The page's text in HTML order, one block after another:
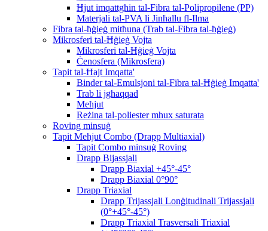
Ħjut imqattgħin tal-Fibra tal-Polipropilene (PP)
Materjali tal-PVA li Jinħallu fl-Ilma
Fibra tal-ħġieġ mitħuna (Trab tal-Fibra tal-ħġieġ)
Mikrosferi tal-Ħġieġ Vojta
Mikrosferi tal-Ħġieġ Vojta
Ċenosfera (Mikrosfera)
Tapit tal-Ħajt Imqatta'
Binder tal-Emulsjoni tal-Fibra tal-Ħġieġ Imqatta'
Trab li jgħaqqad
Meħjut
Reżina tal-poliester mhux saturata
Roving minsuġ
Tapit Meħjut Combo (Drapp Multiaxial)
Tapit Combo minsuġ Roving
Drapp Bijassjali
Drapp Biaxial +45°-45°
Drapp Biaxial 0°90°
Drapp Triaxial
Drapp Trijassjali Lonġitudinali Trijassjali
(0°+45°-45°)
Drapp Triaxial Trasversali Triaxial